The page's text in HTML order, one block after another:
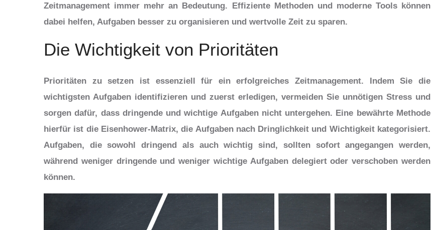
Zeitmanagement immer mehr an Bedeutung. Effiziente Methoden und moderne Tools können
dabei helfen, Aufgaben besser zu organisieren und wertvolle Zeit zu sparen.
Die Wichtigkeit von Prioritäten
Prioritäten zu setzen ist essenziell für ein erfolgreiches Zeitmanagement. Indem Sie die
wichtigsten Aufgaben identifizieren und zuerst erledigen, vermeiden Sie unnötigen Stress und
sorgen dafür, dass dringende und wichtige Aufgaben nicht untergehen. Eine bewährte Methode
hierfür ist die Eisenhower-Matrix, die Aufgaben nach Dringlichkeit und Wichtigkeit kategorisiert.
Aufgaben, die sowohl dringend als auch wichtig sind, sollten sofort angegangen werden,
während weniger dringende und weniger wichtige Aufgaben delegiert oder verschoben werden
können.